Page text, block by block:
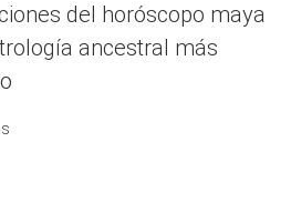
del horóscopo maya
ancestral más